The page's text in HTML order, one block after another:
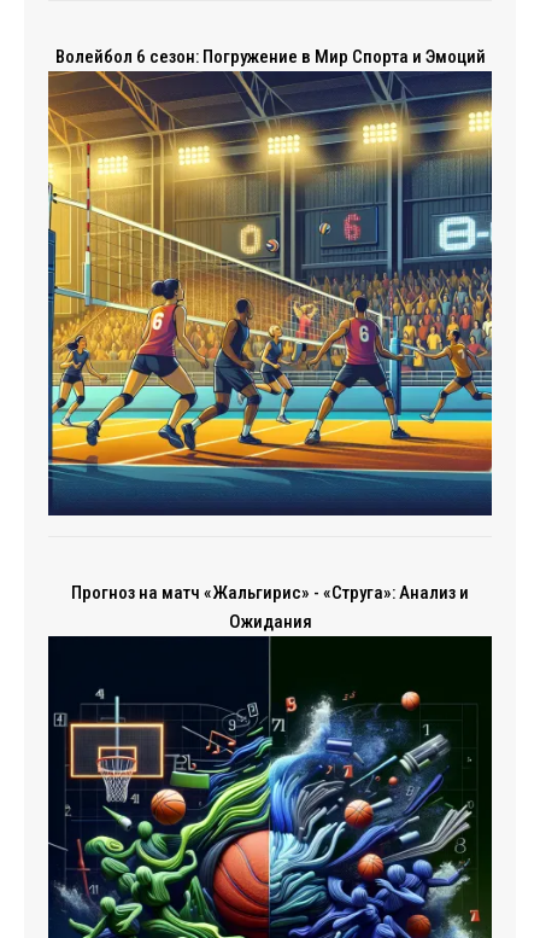
Волейбол 6 сезон: Погружение в Мир Спорта и Эмоций
Прогноз на матч «Жальгирис» - «Струга»: Анализ и
Ожидания